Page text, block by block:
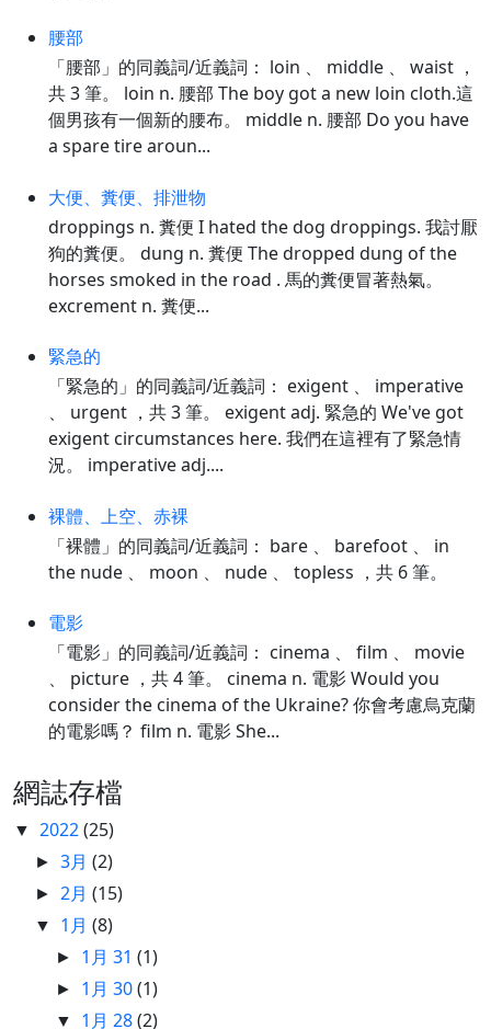
腰部
「腰部」的同義詞/近義詞： loin 、 middle 、 waist ，
共 3 筆。 loin n. 腰部 The boy got a new loin cloth.這
個男孩有一個新的腰布。 middle n. 腰部 Do you have
a spare tire aroun...
大便、糞便、排泄物
droppings n. 糞便 I hated the dog droppings. 我討厭
狗的糞便。 dung n. 糞便 The dropped dung of the
horses smoked in the road . 馬的糞便冒著熱氣。
excrement n. 糞便...
緊急的
「緊急的」的同義詞/近義詞： exigent 、 imperative
、 urgent ，共 3 筆。 exigent adj. 緊急的 We've got
exigent circumstances here. 我們在這裡有了緊急情
況。 imperative adj....
裸體、上空、赤裸
「裸體」的同義詞/近義詞： bare 、 barefoot 、 in
the nude 、 moon 、 nude 、 topless ，共 6 筆。
電影
「電影」的同義詞/近義詞： cinema 、 film 、 movie
、 picture ，共 4 筆。 cinema n. 電影 Would you
consider the cinema of the Ukraine? 你會考慮烏克蘭
的電影嗎？ film n. 電影 She...
網誌存檔
▼ 2022(25)
►3月(2)
► 2月(15)
▼ 1月(8)
► 1月 31(1)
► 1月 30(1)
▼ 1月 28(2)